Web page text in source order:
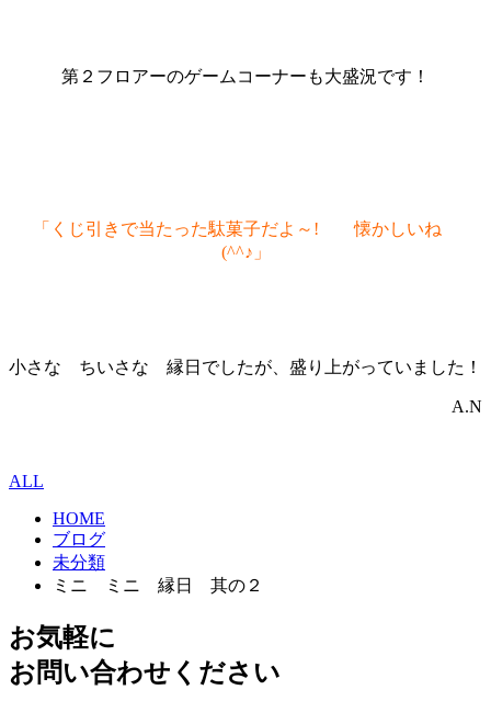
第２フロアーのゲームコーナーも大盛況です！
「くじ引きで当たった駄菓子だよ～! 懐かしいね
(^^♪ 」
小さな ちいさな 縁日でしたが、盛り上がっていました！
A.N
ALL
HOME
ブログ
未分類
ミニ ミニ 縁日 其の２
お気軽に
お問い合わせください